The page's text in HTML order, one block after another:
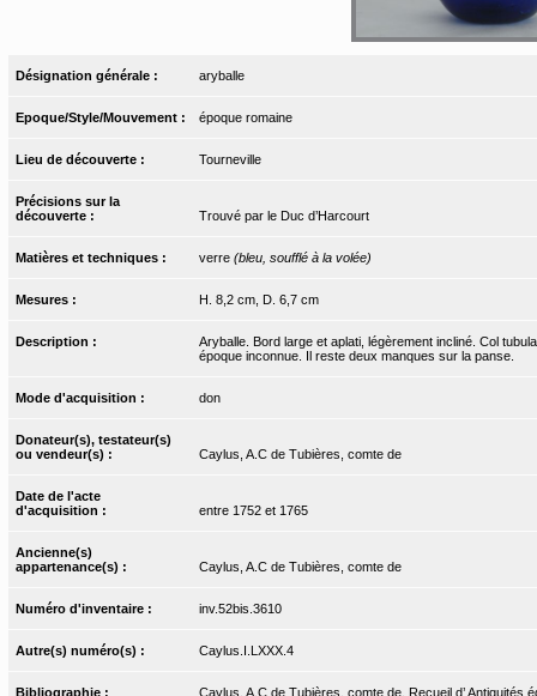
Désignation générale : aryballe
Epoque/Style/Mouvement : époque romaine
Lieu de découverte : Tourneville
Précisions sur la
découverte :
Trouvé par le Duc d’Harcourt
Matières et techniques : verre (bleu, soufflé à la volée)
Mesures : H. 8,2 cm, D. 6,7 cm
Description :
Aryballe. Bord large et aplati, légèrement incliné. Col
époque inconnue. Il reste deux manques sur la panse.
Mode d'acquisition : don
Donateur(s), testateur(s)
ou vendeur(s) :
Caylus, A.C de Tubières, comte de
Date de l'acte
d'acquisition :
entre 1752 et 1765
Ancienne(s)
appartenance(s) :
Caylus, A.C de Tubières, comte de
Numéro d'inventaire : inv.52bis.3610
Autre(s) numéro(s) : Caylus.I.LXXX.4
Bibliographie : Caylus, A.C de Tubières, comte de. Recueil d’